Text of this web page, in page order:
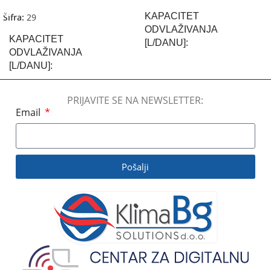
Šifra: 29
KAPACITET
ODVLAŽIVANJA
[L/DANU]
TIP ODVLAŽIVAČA
VAZDUHA
KAPACITET
ODVLAŽIVANJA
[L/DANU]
40-50 dB
PROTOK VAZDUHA
350 m3/h
PRIJAVITE SE NA NEWSLETTER:
Email
Pošalji